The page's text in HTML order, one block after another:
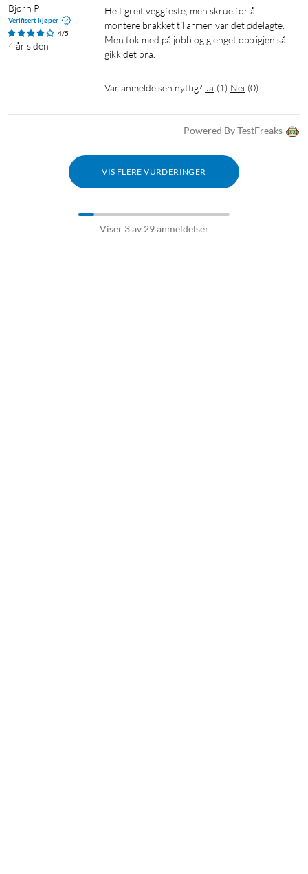
Bjørn P
Verifisert kjøper
4/5
4 år siden
Helt greit veggfeste, men skrue for å
montere brakket til armen var det ødelagte.
Men tok med på jobb og gjenget opp igjen så
gikk det bra.
Var anmeldelsen nyttig? Ja (1) Nei (0)
Powered By TestFreaks
VIS FLERE VURDERINGER
Viser 3 av 29 anmeldelser